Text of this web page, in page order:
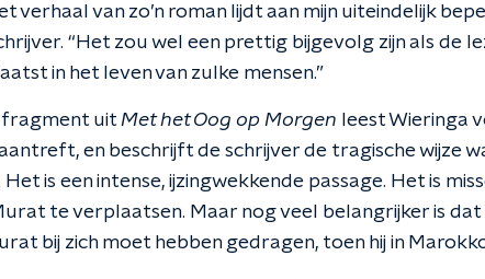
verhaal van zo’n roman lijdt aan mijn uiteindelijk
“Het zou wel een prettig bijgevolg zijn als de
in het leven van zulke mensen.”
fragment uit Met het Oog op Morgen leest Wieringa
en beschrijft de schrijver de tragische wijze
Het is een intense, ijzingwekkende passage. Het is
te verplaatsen. Maar nog veel belangrijker is dat
bij zich moet hebben gedragen, toen hij in